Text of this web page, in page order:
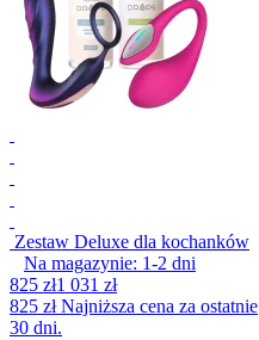
Zestaw Deluxe dla kochanków
Na magazynie: 1-2 dni
825 zł1 031 zł
825 złNajniższa cena za ostatnie
30 dni.